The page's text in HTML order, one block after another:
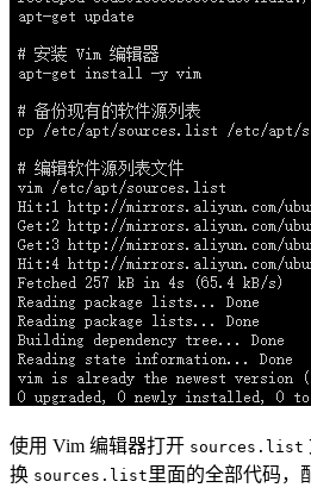
使用 Vim 编辑器打开 sources.list
换 sources.list 里面的全部代码，